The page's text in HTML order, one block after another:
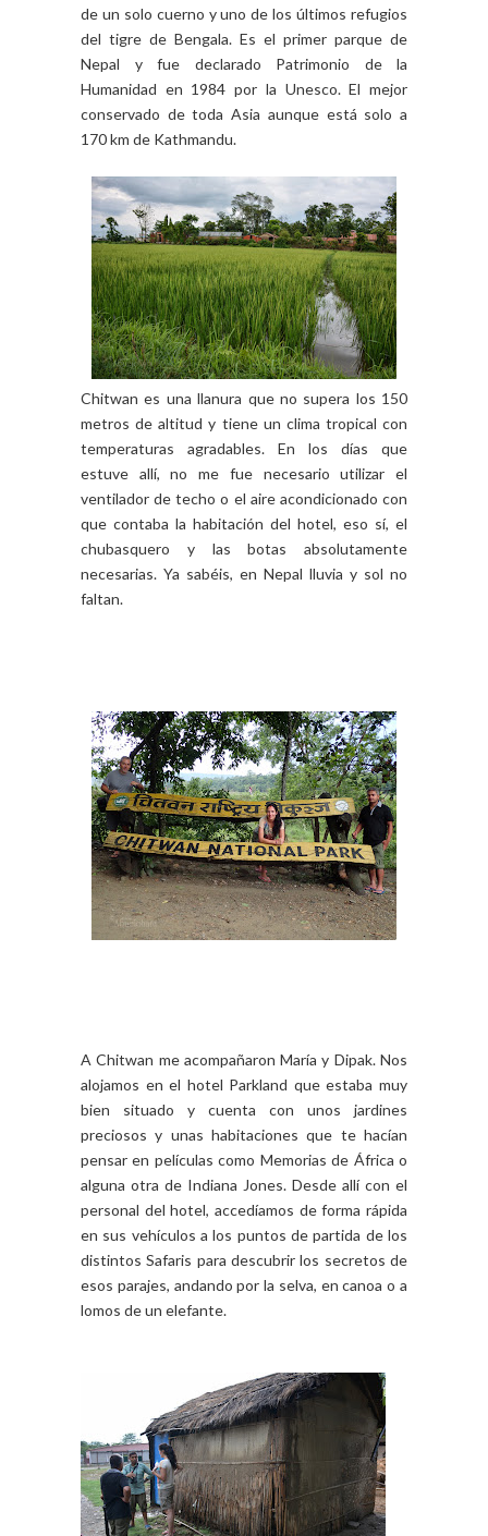
de un solo cuerno y uno de los últimos refugios
del tigre de Bengala. Es el primer parque de
Nepal y fue declarado Patrimonio de la
Humanidad en 1984 por la Unesco. El mejor
conservado de toda Asia aunque está solo a
170 km de Kathmandu.
Chitwan es una llanura que no supera los 150
metros de altitud y tiene un clima tropical con
temperaturas agradables. En los días que
estuve allí, no me fue necesario utilizar el
ventilador de techo o el aire acondicionado con
que contaba la habitación del hotel, eso sí, el
chubasquero y las botas absolutamente
necesarias. Ya sabéis, en Nepal lluvia y sol no
faltan.
A Chitwan me acompañaron María y Dipak. Nos
alojamos en el hotel Parkland que estaba muy
bien situado y cuenta con unos jardines
preciosos y unas habitaciones que te hacían
pensar en películas como Memorias de África o
alguna otra de Indiana Jones. Desde allí con el
personal del hotel, accedíamos de forma rápida
en sus vehículos a los puntos de partida de los
distintos Safaris para descubrir los secretos de
esos parajes, andando por la selva, en canoa o a
lomos de un elefante.